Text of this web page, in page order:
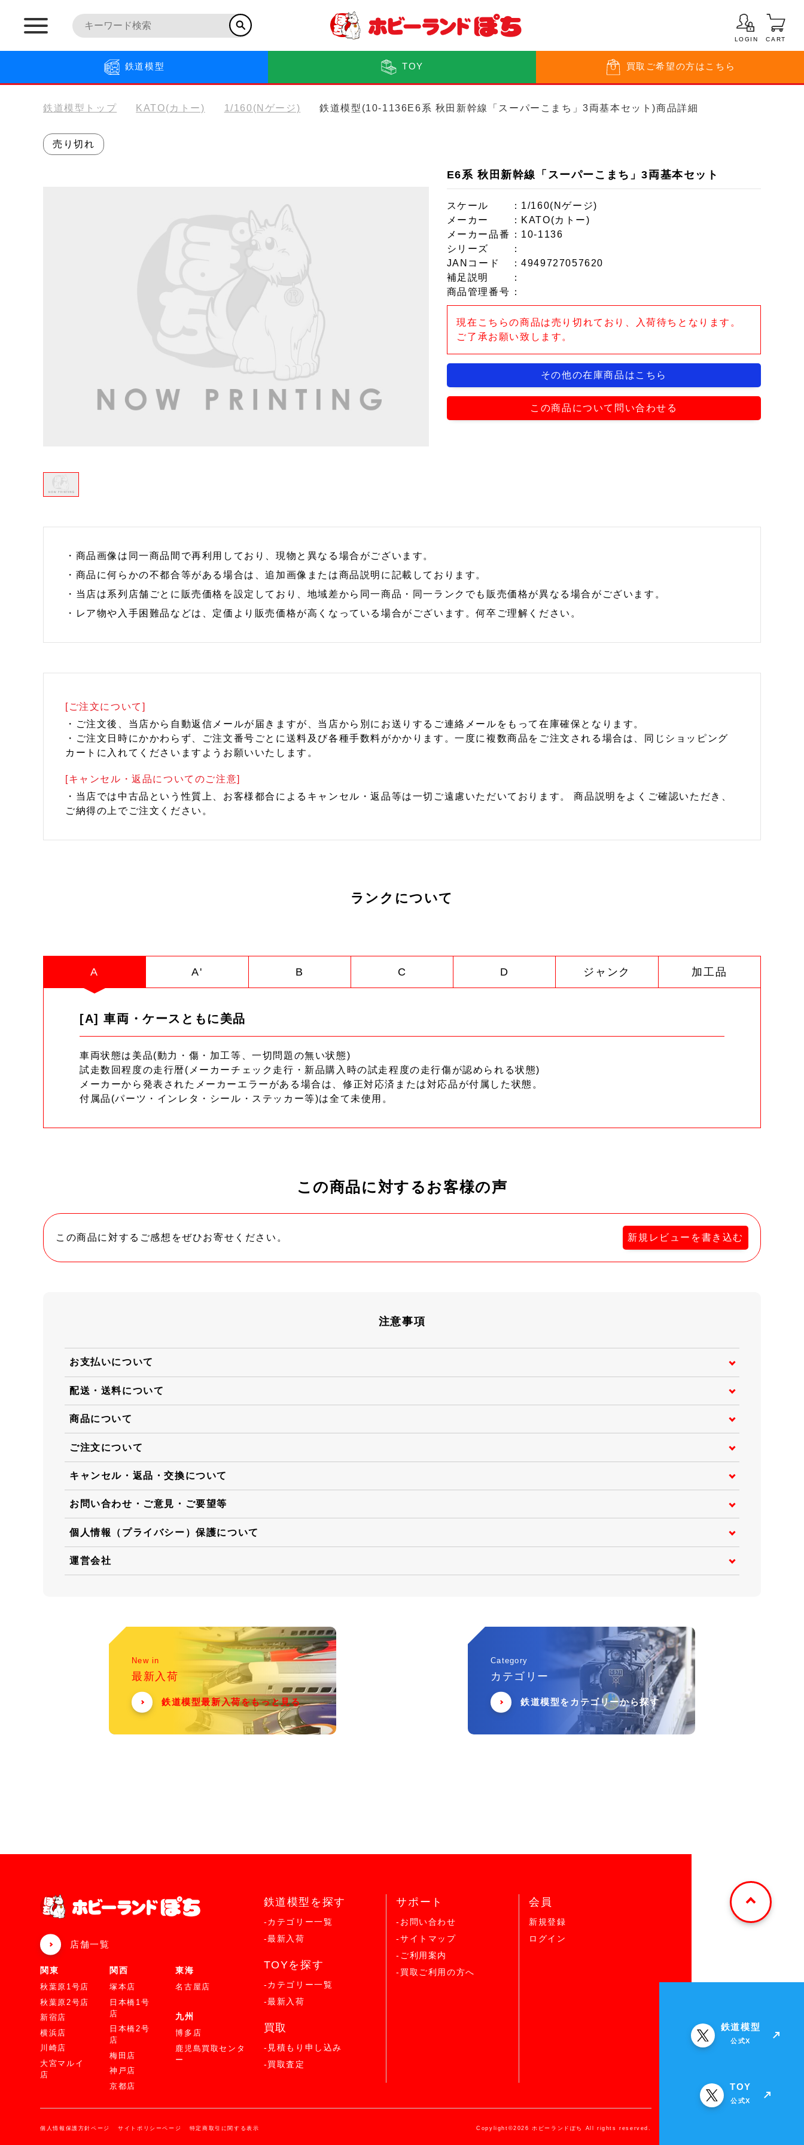
LOGIN CART
鉄道模型 TOY 買取 ご希望の方はこちら
鉄道模型トップ KATO(カトー) 1/160(Nゲージ) 鉄道模型(10-1136E6系 秋田新幹線「スーパーこまち」3両基本セット)商品詳細
売り切れ
E6系 秋田新幹線「スーパーこまち」3両基本セット
スケール
：1/160(Nゲージ)
メーカー
：KATO(カトー)
メーカー品番
：10-1136
シリーズ
：
JANコード
：4949727057620
補足説明
：
商品管理番号 ：
現在こちらの商品は売り切れており、入荷待ちとなります。
ご了承お願い致します。
その他の在庫商品はこちら
この商品について問い合わせる
・商品画像は同一商品間で再利用しており、現物と異なる場合がございます。
・商品に何らかの不都合等がある場合は、追加画像または商品説明に記載しております。
・当店は系列店舗ごとに販売価格を設定しており、地域差から同一商品・同一ランクでも販売価格が異なる場合がございます。
・レア物や入手困難品などは、定価より販売価格が高くなっている場合がございます。何卒ご理解ください。
[ご注文について]
・ご注文後、当店から自動返信メールが届きますが、当店から別にお送りするご連絡メールをもって在庫確保となります。
・ご注文日時にかかわらず、ご注文番号ごとに送料及び各種手数料がかかります。一度に複数商品をご注文される場合は、同じショッピング
カートに入れてくださいますようお願いいたします。
[キャンセル・返品についてのご注意]
・当店では中古品という性質上、お客様都合によるキャンセル・返品等は一切ご遠慮いただいております。 商品説明をよくご確認いただき、
ご納得の上でご注文ください。
ランクについて
A A' B C D ジャンク 加工品
[A] 車両・ケースともに美品
車両状態は美品(動力・傷・加工等、一切問題の無い状態)
試走数回程度の走行暦(メーカーチェック走行・新品購入時の試走程度の走行傷が認められる状態)
メーカーから発表されたメーカーエラーがある場合は、修正対応済または対応品が付属した状態。
付属品(パーツ・インレタ・シール・ステッカー等)は全て未使用。
この商品に対するお客様の声
この商品に対するご感想をぜひお寄せください。 新規レビューを書き込む
注意事項
お支払いについて
配送・送料について
商品について
ご注文について
キャンセル・返品・交換について
お問い合わせ・ご意見・ご要望等
個人情報（プライバシー）保護について
運営会社
New in
最新入荷
鉄道模型最新入荷をもっと見る
Category
カテゴリー
鉄道模型をカテゴリーから探す
店舗一覧
関東
秋葉原1号店
秋葉原2号店
新宿店
横浜店
川崎店
大宮マルイ
店
関西
塚本店
日本橋1号
店
日本橋2号
店
梅田店
神戸店
京都店
東海
名古屋店
九州
博多店
鹿児島買取センタ
ー
鉄道模型を探す
-カテゴリー一覧
-最新入荷
TOYを探す
-カテゴリー一覧
-最新入荷
買取
-見積もり申し込み
-買取査定
サポート
-お問い合わせ
-サイトマップ
-ご利用案内
-買取ご利用の方へ
会員
新規登録
ログイン
個人情報保護方針ページ サイトポリシーページ 特定商取引に関する表示 Copylight©2026 ホビーランドぽち All rights reserved.
鉄道模型
公式X
TOY
公式X